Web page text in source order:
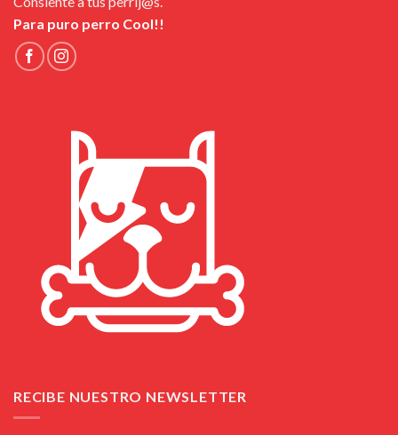
Para puro perro Cool!!
RECIBE NUESTRO NEWSLETTER